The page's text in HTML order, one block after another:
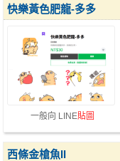
一般向 LINE貼圖
快樂黃色肥龍-多多
西條金槍魚II